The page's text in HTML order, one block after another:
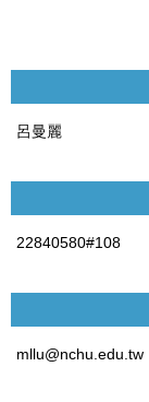
呂曼麗
22840580#108
mllu@nchu.edu.tw